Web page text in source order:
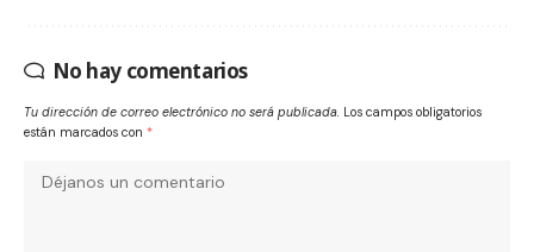
No hay comentarios
Tu dirección de correo electrónico no será publicada. Los campos obligatorios
están marcados con *